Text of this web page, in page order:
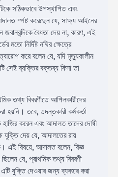
সঠিকভাবে উপস্থাপিত এবং
স্পষ্ট করেছেন যে, সাক্ষ্য আইনের
জবানবন্দিকে বৈধতা দেয় না, কারণ, এই
মতো নির্দিষ্ট নথির ক্ষেত্রে
করে বলেন যে, যদি মৃত্যুকালীন
সেই ব্যক্তির বক্তব্য কিনা তা
তথ্য বিবরণীতে আপিলকারীদের
হয়নি। তবে, তদন্তকারী কর্মকর্তা
করেন এবং আদালত তাদের দোষী
যুক্তি দেয় যে, আদালতের রায়
এই বিষয়ে, আদালত বলেন, বিজ্ঞ
যে, প্রাথমিক তথ্য বিবরণী
যুক্তি দেওয়ার জন্য ব্যবহার করা